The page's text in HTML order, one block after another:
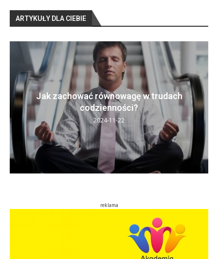
ARTYKUŁY DLA CIEBIE
Jak zachować równowagę w trudach
codzienności?
2024-11-22
reklama